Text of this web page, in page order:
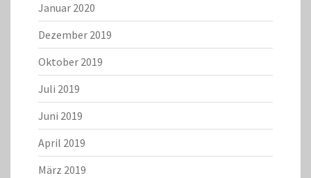
Januar 2020
Dezember 2019
Oktober 2019
Juli 2019
Juni 2019
April 2019
März 2019